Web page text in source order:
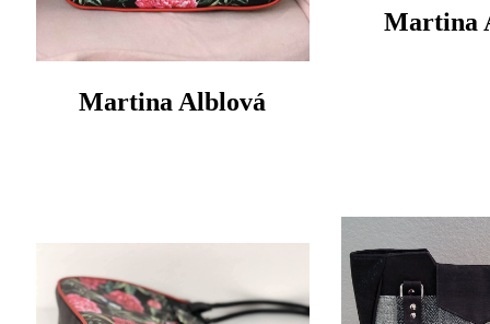
Martina Alblová
Martina